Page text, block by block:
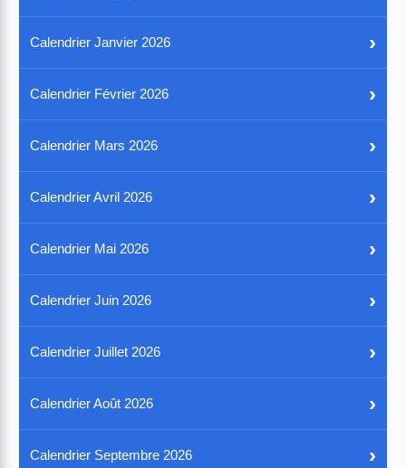
Calendrier Janvier 2026 ›
Calendrier Février 2026 ›
Calendrier Mars 2026 ›
Calendrier Avril 2026 ›
Calendrier Mai 2026 ›
Calendrier Juin 2026 ›
Calendrier Juillet 2026 ›
Calendrier Août 2026 ›
Calendrier Septembre 2026 ›